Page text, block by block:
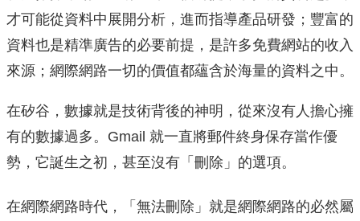
才可能從資料中展開分析，進而指導產品研發；豐富的
資料也是精準廣告的必要前提，是許多免費網站的收入
來源；網際網路一切的價值都蘊含於海量的資料之中。
在矽谷，數據就是技術背後的神明，從來沒有人擔心擁
有的數據過多。Gmail 就一直將郵件終身保存當作優
勢，它誕生之初，甚至沒有「刪除」的選項。
在網際網路時代，「無法刪除」就是網際網路的必然屬